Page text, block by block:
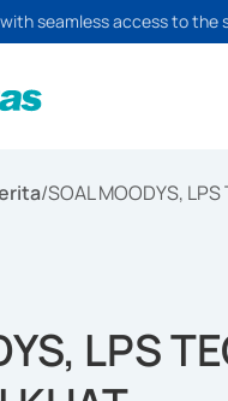
seamless access to the
/SOAL MOODYS,
LPS